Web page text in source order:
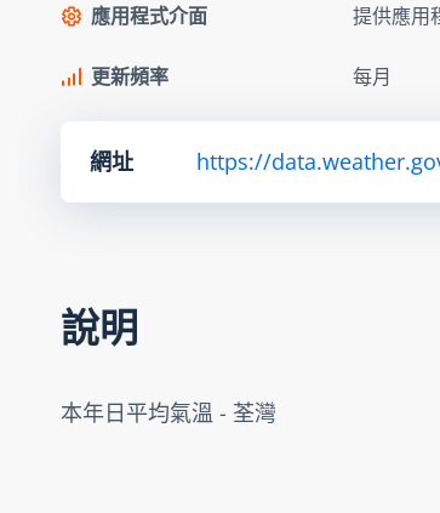
應用程式介面 提供應用
更新頻率 每月
網址 https://
說明
本年日平均氣溫 - 荃灣